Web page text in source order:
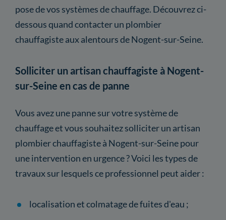
pose de vos systèmes de chauffage. Découvrez ci-
dessous quand contacter un plombier
chauffagiste aux alentours de Nogent-sur-Seine.
Solliciter un artisan chauffagiste à Nogent-
sur-Seine en cas de panne
Vous avez une panne sur votre système de
chauffage et vous souhaitez solliciter un artisan
plombier chauffagiste à Nogent-sur-Seine pour
une intervention en urgence ? Voici les types de
travaux sur lesquels ce professionnel peut aider :
localisation et colmatage de fuites d'eau ;